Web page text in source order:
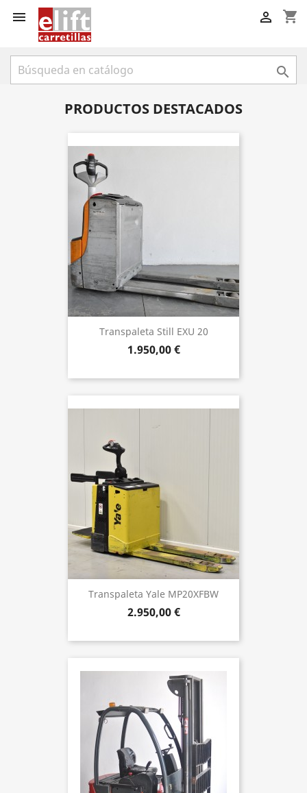
 shopping_cart


PRODUCTOS DESTACADOS
Transpaleta Still EXU 20
1.950,00 €
Transpaleta Yale MP20XFBW
2.950,00 €